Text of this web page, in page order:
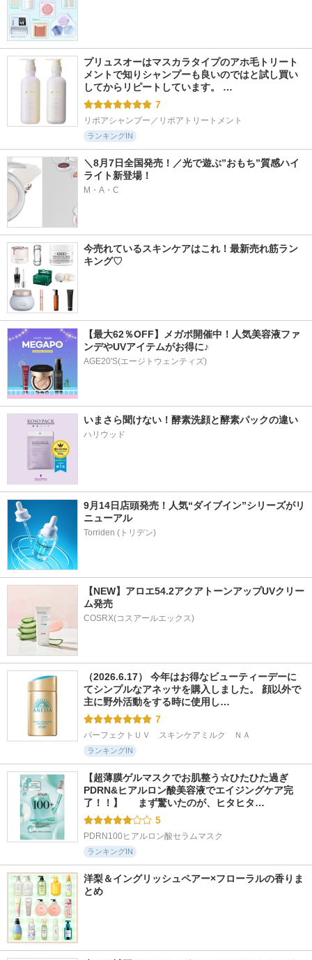
プリュスオーはマスカラタイプのアホ毛トリート
メントで知りシャンプーも良いのではと試し買い
してからリピートしています。 …
7
リポアシャンプー／リポアトリートメント
ランキングIN
＼8月7日全国発売！／光で遊ぶ”おもち”質感ハイ
ライト新登場！
M・A・C
今売れているスキンケアはこれ！最新売れ筋ラン
キング♡
【最大62％OFF】メガポ開催中！人気美容液ファ
ンデやUVアイテムがお得に♪
AGE20'S(エージトウェンティズ)
いまさら聞けない！酵素洗顔と酵素パックの違い
ハリウッド
9月14日店頭発売！人気“ダイブイン”シリーズがリ
ニューアル
【NEW】アロエ54.2アクアトーンアップUVクリー
ム発売
COSRX(コスアールエックス)
（2026.6.17） 今年はお得なビューティーデーに
てシンプルなアネッサを購入しました。 顔以外で
主に野外活動をする時に使用し…
7
パーフェクトＵＶ　スキンケアミルク　ＮＡ
ランキングIN
【超薄膜ゲルマスクでお肌整う☆ひたひた過ぎ
PDRN&ヒアルロン酸美容液でエイジングケア完
了！！】  　まず驚いたのが、ヒタヒタ…
5
PDRN100ヒアルロン酸セラムマスク
ランキングIN
洋梨＆イングリッシュペアー×フローラルの香りま
とめ